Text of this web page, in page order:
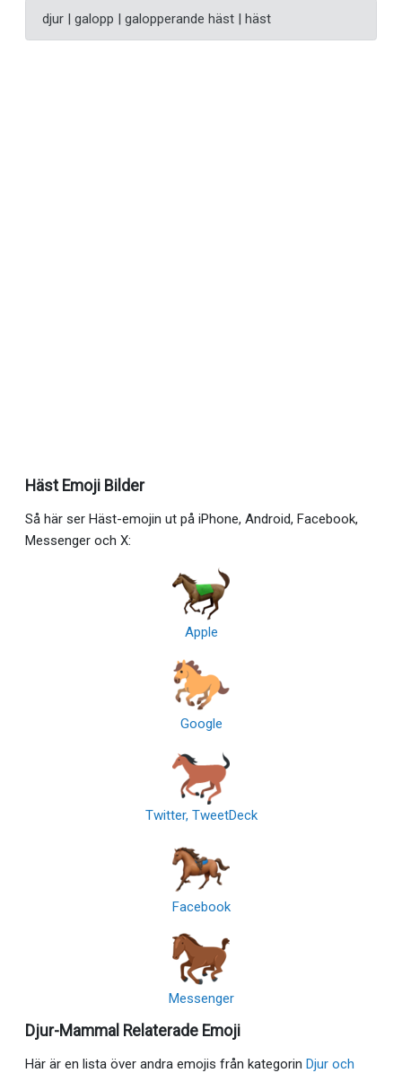
djur | galopp | galopperande häst | häst
Häst Emoji Bilder
Så här ser Häst-emojin ut på iPhone, Android, Facebook,
Messenger och X:
Apple
Google
Twitter, TweetDeck
Facebook
Messenger
Djur-Mammal Relaterade Emoji
Här är en lista över andra emojis från kategorin Djur och